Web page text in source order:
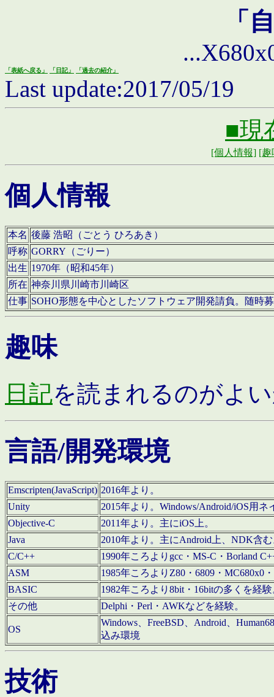
「
「表紙へ戻る」 「日記」 「過去の紹介」
Last update:2017/05/19
■現
[個人情報] [趣
個人情報
本名 後藤 浩昭（ごとう ひろあき）
呼称 GORRY（ごりー）
出生 1970年（昭和45年）
所在 神奈川県川崎市川崎区
仕事 SOHO形態を中心としたソフトウェア開発請負。随時
趣味
日記を読まれるのがよ
言語/開発環境
Emscripten(JavaScript) 2016年より。
Unity
2015年より。Windows/Android/iOS用
Objective-C
2011年より。主にiOS上。
Java
2010年より。主にAndroid上、NDK含
C/C++
1990年ころよりgcc・MS-C・Borland
ASM
1985年ころよりZ80・6809・MC680x0
BASIC
1982年ころより8bit・16bitの多くを経
その他
Delphi・Perl・AWKなどを経験。
OS
Windows、FreeBSD、Android、
込み環境
技術